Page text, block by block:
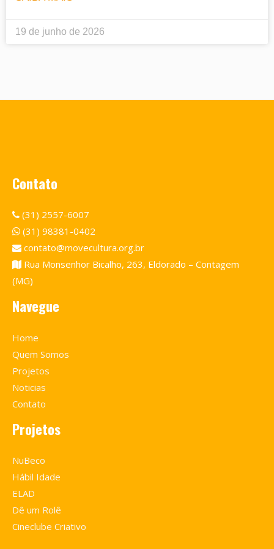
19 de junho de 2026
Contato
(31) 2557-6007
(31) 98381-0402
contato@movecultura.org.br
Rua Monsenhor Bicalho, 263, Eldorado – Contagem
(MG)
Navegue
Home
Quem Somos
Projetos
Noticias
Contato
Projetos
NuBeco
Hábil Idade
ELAD
Dê um Rolê
Cineclube Criativo